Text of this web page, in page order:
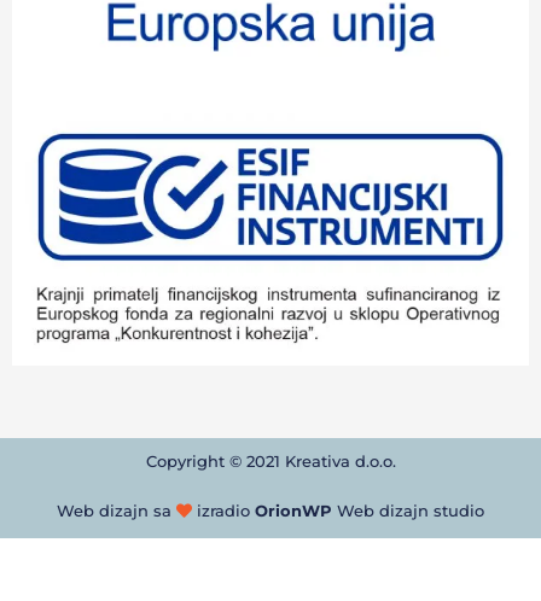
Copyright © 2021 Kreativa d.o.o.
Web dizajn sa izradio OrionWP Web dizajn studio